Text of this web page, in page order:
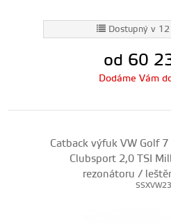
Dostupný v
od 60
Dodáme Vám
Catback výfuk VW Golf
Clubsport 2,0 TSI
rezonátoru /